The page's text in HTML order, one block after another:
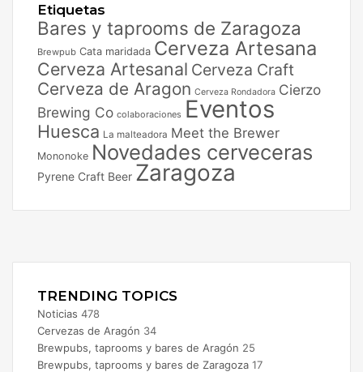
Etiquetas
Bares y taprooms de Zaragoza
Brewpub Cata maridada Cerveza Artesana
Cerveza Artesanal Cerveza Craft
Cerveza de Aragon Cerveza Rondadora Cierzo
Brewing Co colaboraciones Eventos
Huesca La malteadora Meet the Brewer
Mononoke Novedades cerveceras
Pyrene Craft Beer Zaragoza
TRENDING TOPICS
Noticias 478
Cervezas de Aragón 34
Brewpubs, taprooms y bares de Aragón 25
Brewpubs, taprooms y bares de Zaragoza 17